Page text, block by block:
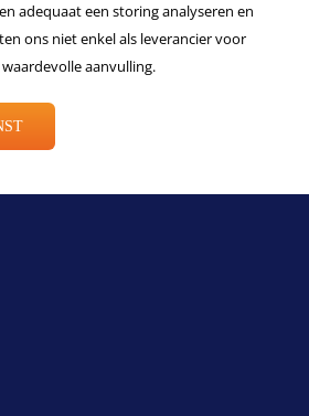
adequaat een storing analyseren en
ons niet enkel als leverancier voor
aanvulling.